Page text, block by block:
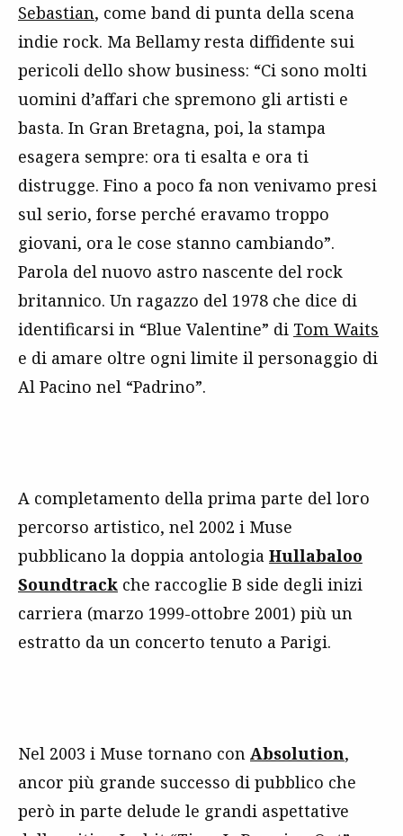
Sebastian, come band di punta della scena
indie rock. Ma Bellamy resta diffidente sui
pericoli dello show business: “Ci sono molti
uomini d’affari che spremono gli artisti e
basta. In Gran Bretagna, poi, la stampa
esagera sempre: ora ti esalta e ora ti
distrugge. Fino a poco fa non venivamo presi
sul serio, forse perché eravamo troppo
giovani, ora le cose stanno cambiando”.
Parola del nuovo astro nascente del rock
britannico. Un ragazzo del 1978 che dice di
identificarsi in “Blue Valentine” di Tom Waits
e di amare oltre ogni limite il personaggio di
Al Pacino nel “Padrino”.
A completamento della prima parte del loro
percorso artistico, nel 2002 i Muse
pubblicano la doppia antologia Hullabaloo
Soundtrack che raccoglie B side degli inizi
carriera (marzo 1999-ottobre 2001) più un
estratto da un concerto tenuto a Parigi.
Nel 2003 i Muse tornano con Absolution,
ancor più grande successo di pubblico che
però in parte delude le grandi aspettative